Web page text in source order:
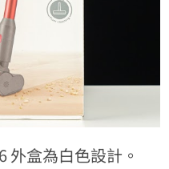
盒為白色設計。